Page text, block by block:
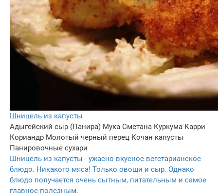
Шницель из капусты
Адыгейский сыр (Панира) Мука Сметана Куркума Карри
Кориандр Молотый черный перец Кочан капусты
Панировочные сухари
Шницель из капусты - ужасно вкусное вегетарианское
блюдо. Никакого мяса! Только овощи и сыр. Однако
блюдо получается очень сытным, питательным и самое
главное полезным.